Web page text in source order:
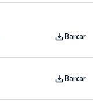
Baixar
Baixar